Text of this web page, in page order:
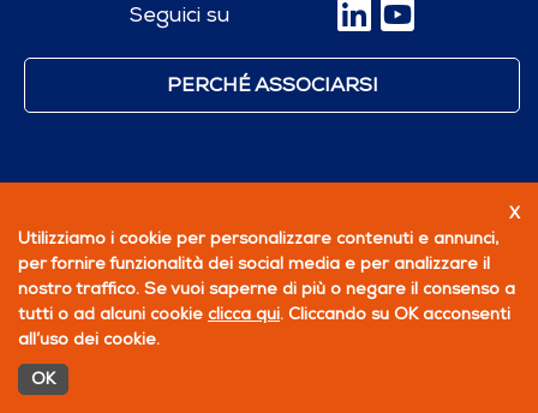
Seguici su
PERCHÉ ASSOCIARSI
X
Utilizziamo i cookie per personalizzare contenuti e annunci,
per fornire funzionalità dei social media e per analizzare il
nostro traffico. Se vuoi saperne di più o negare il consenso a
tutti o ad alcuni cookie clicca qui. Cliccando su OK acconsenti
all’uso dei cookie.
OK